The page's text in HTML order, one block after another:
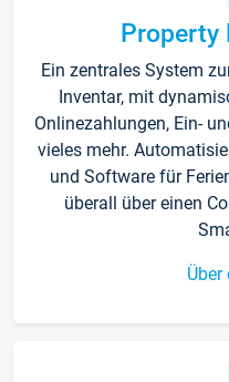
Property
Ein zentrales System
Inventar, mit
Onlinezahlungen, Ein-
vieles mehr.
und Software für
überall über einen
Über